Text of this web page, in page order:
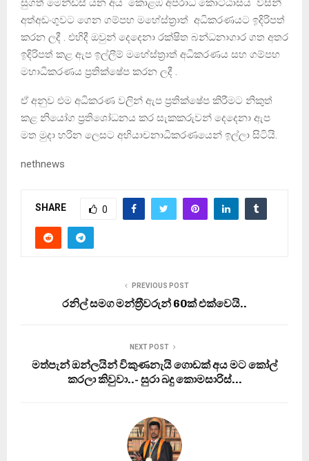
අත්අඩංගුවට ගෙන ගම්පහ මහේස්ත්‍රාත් අධිකරණයට ඉදිරිපත්
කරන ලදී . එහිදී ඔවුන් දෙදෙනා රක්ෂිත බන්ධනාගාර ගත අතර
ඉදිරිපත් කළ ඇප ඉල්ලීම් මහේස්ත්‍රාත් අධිකරණය සහ ගම්පහ
මහාධිකරණය ප්‍රතික්ෂේප කරන ලදී .
ඒ අනුව එම අධිකරණ වලින් ඇප ප්‍රතික්ෂේප කිරීමට නිකුත්
කළ නියෝග ප්‍රතිශෝධනය කර සැකකරුවන් දෙදෙනා ඇප
මත මුදා හරින ලෙසට අභියාචනාධිකරණයෙන් ඉල්ලා සිටියි.
nethnews
SHARE 0
PREVIOUS POST
රනිල් සමග මන්ත‍්‍රීවරුන් 60ක් එක්වෙයි..
NEXT POST
මත්පැන් ඔන්ලයින් විකුණනැයි ගොඩක් අය මට කෝල්
කරලා කිවුවා..- සුරා බදු කොමසාරිස්…